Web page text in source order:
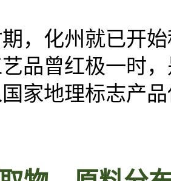
，化州就已开
品曾红极一时
家地理标志产